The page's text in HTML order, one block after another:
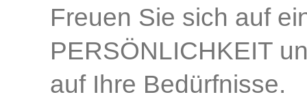
Freuen Sie sich auf
PERSÖNLICHKEIT
auf Ihre Bedürfnisse.